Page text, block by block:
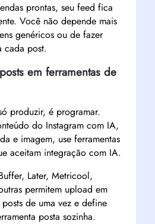
prontas, seu feed fica
Você não depende mais
genéricos ou de fazer
cada post.
em ferramentas de
produzir, é programar.
do Instagram com IA,
e imagem, use ferramentas
aceitam integração com IA.
Later, Metricool,
permitem upload em
de uma vez e define
posta sozinha.